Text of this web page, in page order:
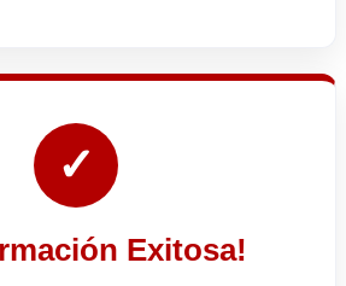
✓
Exitosa!